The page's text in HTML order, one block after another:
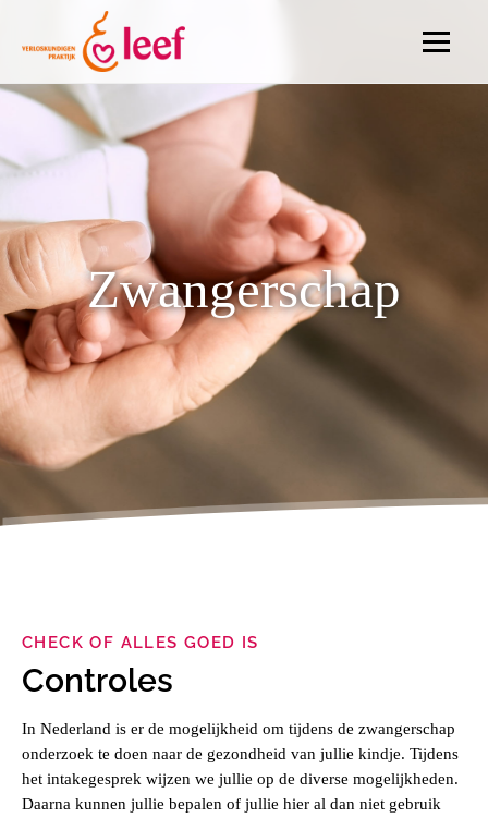
De praktijk
Zwangerschap
Bevalling
Kraamtijd
Anticonceptie
Kinderwens
Contact
Zwangerschap
CHECK OF ALLES GOED IS
Controles
In Nederland is er de mogelijkheid om tijdens de zwangerschap
onderzoek te doen naar de gezondheid van jullie kindje. Tijdens
het intakegesprek wijzen we jullie op de diverse mogelijkheden.
Daarna kunnen jullie bepalen of jullie hier al dan niet gebruik